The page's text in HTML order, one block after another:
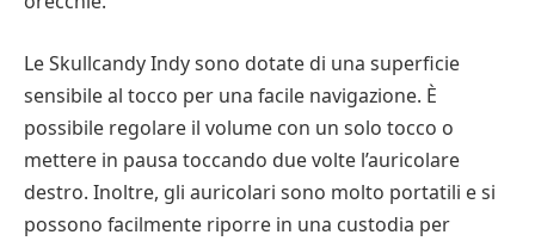
Le Skullcandy Indy sono dotate di una superficie
sensibile al tocco per una facile navigazione. È
possibile regolare il volume con un solo tocco o
mettere in pausa toccando due volte l’auricolare
destro. Inoltre, gli auricolari sono molto portatili e si
possono facilmente riporre in una custodia per